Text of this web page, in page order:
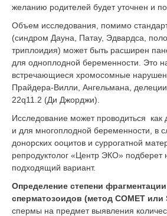
желанию родителей будет уточнен и
Объем исследования, помимо
(синдром Дауна, Патау, Эдвардса,
триплоидия) может быть расширен
для одноплодной беременности. Это
встречающиеся хромосомные
Прайдера-Вилли, Ангельмана,
22q11.2 (Ди Джорджи).
Исследование может проводиться как
и для многоплодной беременности, в
донорских ооцитов и суррогатной
репродуктолог «Центр ЭКО» подберет
подходящий вариант.
Определение степени
сперматозоидов (метод СОМЕТ или
спермы на предмет выявления